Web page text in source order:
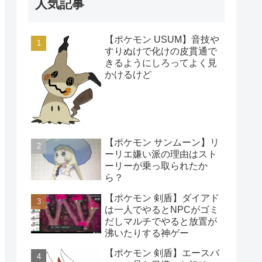
人気記事
【ポケモン USUM】音技や
すりぬけで化けの皮貫通で
きるようにしろってよく見
かけるけど
【ポケモン サンムーン】リ
ーリエ嫌い派の理由はスト
ーリーが乗っ取られたか
ら？
【ポケモン 剣盾】ダイアド
は一人でやるとNPCがゴミ
だしマルチでやると放置が
沸いたりする神ゲー
【ポケモン 剣盾】エースバ